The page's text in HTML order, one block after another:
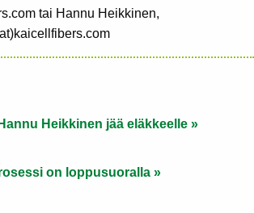
tai Hannu Heikkinen,
Heikkinen jää eläkkeelle »
on loppusuoralla »